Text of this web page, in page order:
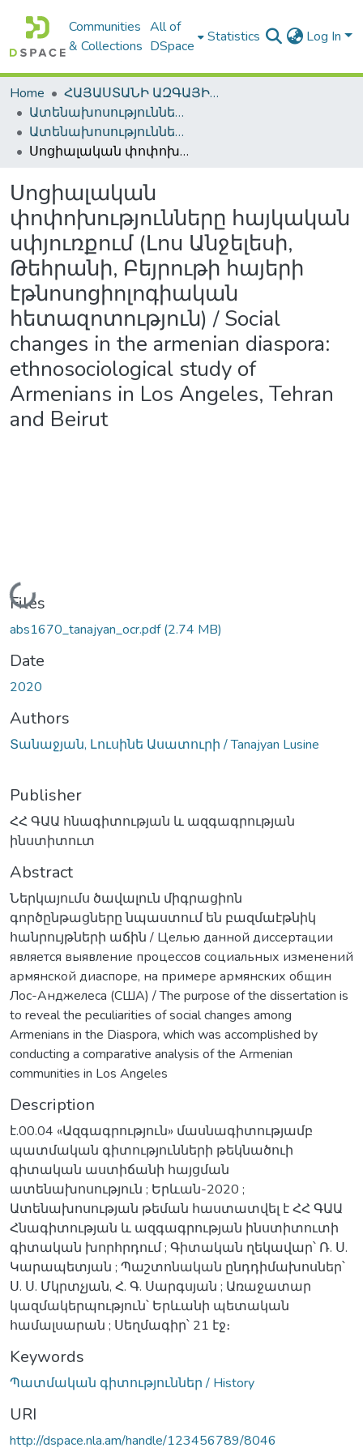
Communities
& Collections
All of
DSpace
Statistics Log In
Home
ՀԱՅԱՍՏԱՆԻ ԱԶԳԱՅԻՆ ԳՐԱԴԱՐԱՆԻ ԹՎԱՅԻՆ ՊԱՀՈՑ / DIGITAL REPOSITORY OF NLA
Ատենախոսություններ և սեղմագրեր / Theses & Abstracts
Ատենախոսություններ և սեղմագրեր / Theses & Abstracts
Սոցիալական փոփոխությունները հայկական սփյուռքում (Լոս Անջելեսի, Թեհրանի, Բեյրութի հայերի էթնոսոցիոլոգիական հետազոտություն) / Social changes in the armenian diaspora: ethnosociological study of Armenians in Los Angeles, Tehran and Beirut
Սոցիալական
փոփոխությունները հայկական
սփյուռքում (Լոս Անջելեսի,
Թեհրանի, Բեյրութի հայերի
էթնոսոցիոլոգիական
հետազոտություն) / Social
changes in the armenian diaspora:
ethnosociological study of
Armenians in Los Angeles, Tehran
and Beirut
Loading...
Files
abs1670_tanajyan_ocr.pdf(2.74 MB)
Date
2020
Authors
Տանաջյան, Լուսինե Ասատուրի / Tanajyan Lusine
Publisher
ՀՀ ԳԱԱ հնագիտության և ազգագրության
ինստիտուտ
Abstract
Ներկայումս ծավալուն միգրացիոն
գործընթացները նպաստում են բազմաէթնիկ
հանրույթների աճին / Целью данной диссертации
является выявление процессов социальных изменений
армянской диаспоре, на примере армянских общин
Лос-Анджелеса (США) / The purpose of the dissertation is
to reveal the peculiarities of social changes among
Armenians in the Diaspora, which was accomplished by
conducting a comparative analysis of the Armenian
communities in Los Angeles
Description
է.00.04 «Ազգագրություն» մասնագիտությամբ
պատմական գիտությունների թեկնածուի
գիտական աստիճանի հայցման
ատենախոսություն ; Երևան-2020 ;
Ատենախոսության թեման հաստատվել է ՀՀ ԳԱԱ
Հնագիտության և ազգագրության ինստիտուտի
գիտական խորհրդում ; Գիտական ղեկավար՝ Ռ. Ս.
Կարապետյան ; Պաշտոնական ընդդիմախոսներ՝
Ս. Ս. Մկրտչյան, Հ. Գ. Սարգսյան ; Առաջատար
կազմակերպություն՝ Երևանի պետական
համալսարան ; Սեղմագիր՝ 21 էջ։
Keywords
Պատմական գիտություններ / History
URI
http://dspace.nla.am/handle/123456789/8046